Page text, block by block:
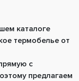
каталоге
термобелье от
с
предлагаем